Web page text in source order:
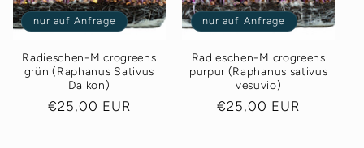
nur auf Anfrage
Radieschen-Microgreens
grün (Raphanus Sativus
Daikon)
Normaler
€25,00 EUR
nur auf Anfrage
Radieschen-Microgreens
purpur (Raphanus sativus
vesuvio)
Normaler
€25,00 EUR